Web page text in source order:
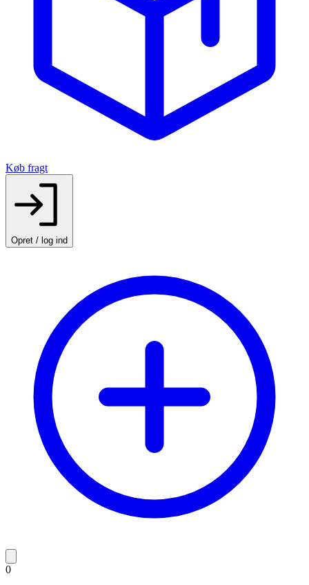
Køb fragt
Opret / log ind
0